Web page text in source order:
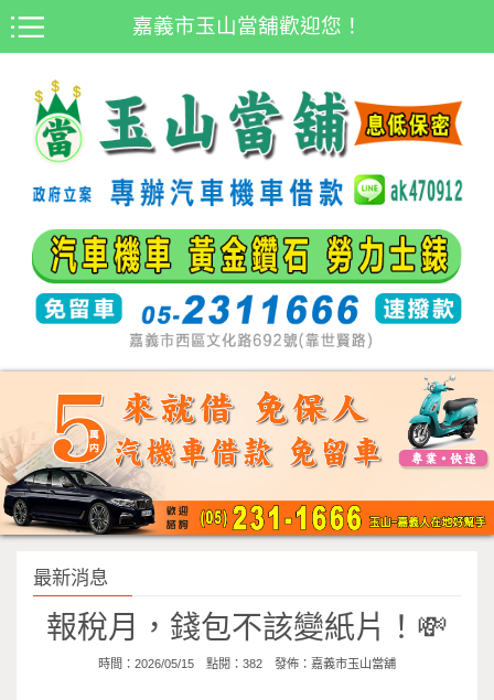
嘉義市玉山當舖歡迎您！
最新消息
報稅月，錢包不該變紙片！💸
時間：2026/05/15 點閱：382 發佈： 嘉義市玉山當舖